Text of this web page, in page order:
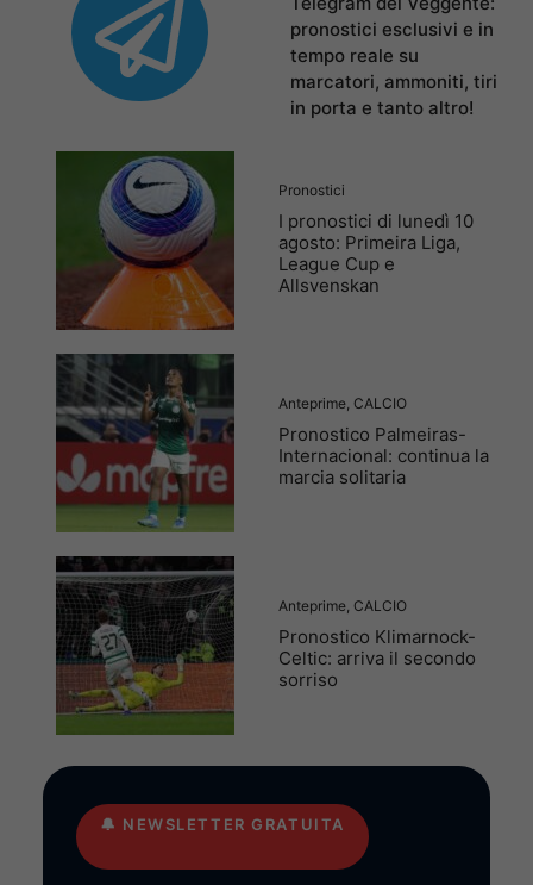
pronostici esclusivi e in
tempo reale su
marcatori, ammoniti, tiri
in porta e tanto altro!
Pronostici
I pronostici di lunedì 10
agosto: Primeira Liga,
League Cup e
Allsvenskan
Anteprime CALCIO
Pronostico Palmeiras-
Internacional: continua la
marcia solitaria
Anteprime CALCIO
Pronostico Klimarnock-
Celtic: arriva il secondo
sorriso
🔔 NEWSLETTER GRATUITA